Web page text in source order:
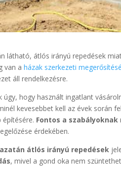
látható, átlós irányú repedések
van aházak szerkezeti
áll rendelkezésre.
hogy használt ingatlant
kevesebbet kell az évek során
Fontos a
érdekében.
átlós irányú repedések
, mivel a gond oka nem